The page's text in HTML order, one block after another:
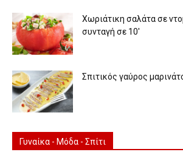
Χωριάτικη σαλάτα σε
συνταγή σε 10′
Σπιτικός γαύρος
Γυναίκα - Μόδα - Σπίτι